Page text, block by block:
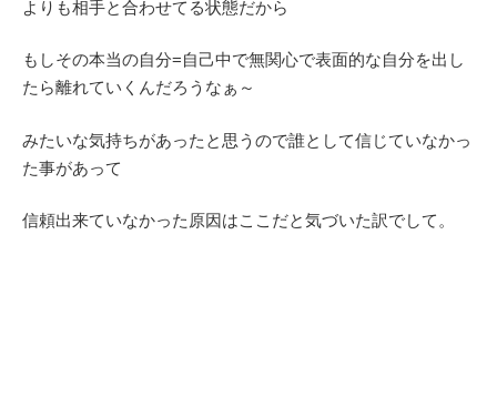
よりも相手と合わせてる状態だから
もしその本当の自分=自己中で無関心で表面的な自分を出し
たら離れていくんだろうなぁ～
みたいな気持ちがあったと思うので誰として信じていなかっ
た事があって
信頼出来ていなかった原因はここだと気づいた訳でして。